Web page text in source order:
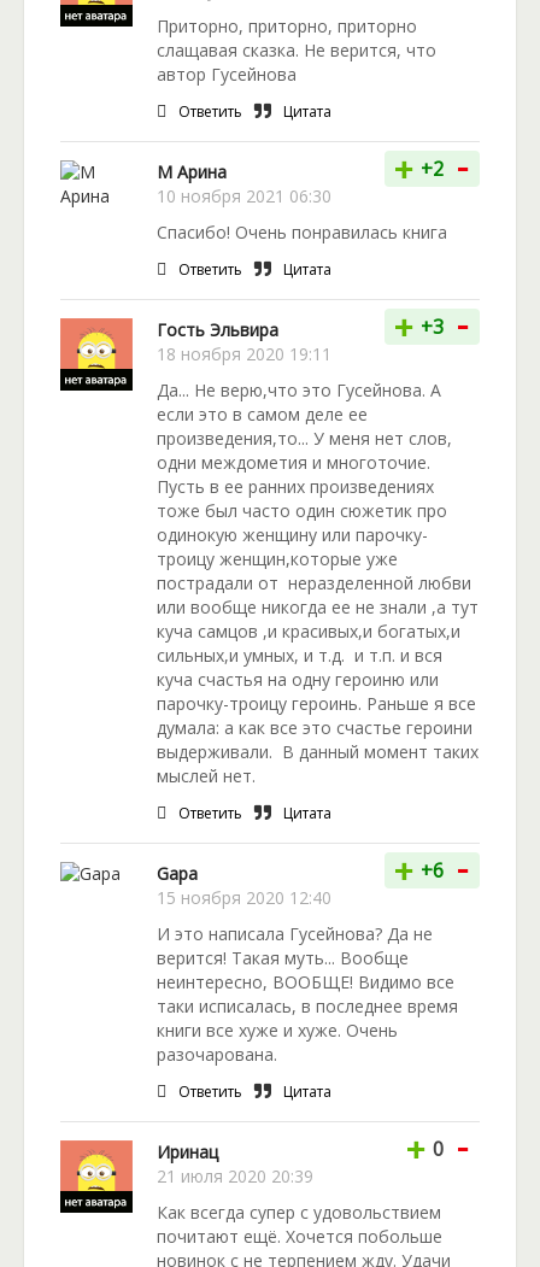
Приторно, приторно, приторно
слащавая сказка. Не верится, что
автор Гусейнова
Ответить Цитата
М Арина
10 ноября 2021 06:30
+ +2 -
Спасибо! Очень понравилась книга
Ответить Цитата
Гость Эльвира
18 ноября 2020 19:11
+ +3 -
Да... Не верю,что это Гусейнова. А
если это в самом деле ее
произведения,то... У меня нет слов,
одни междометия и многоточие.
Пусть в ее ранних произведениях
тоже был часто один сюжетик про
одинокую женщину или парочку-
троицу женщин,которые уже
пострадали от неразделенной любви
или вообще никогда ее не знали ,а тут
куча самцов ,и красивых,и богатых,и
сильных,и умных, и т.д. и т.п. и вся
куча счастья на одну героиню или
парочку-троицу героинь. Раньше я все
думала: а как все это счастье героини
выдерживали. В данный момент таких
мыслей нет.
Ответить Цитата
Gapa
15 ноября 2020 12:40
+ +6 -
И это написала Гусейнова? Да не
верится! Такая муть... Вообще
неинтересно, ВООБЩЕ! Видимо все
таки исписалась, в последнее время
книги все хуже и хуже. Очень
разочарована.
Ответить Цитата
Иринац
21 июля 2020 20:39
+ 0 -
Как всегда супер с удовольствием
почитают ещё. Хочется побольше
новинок с не терпением жду. Удачи